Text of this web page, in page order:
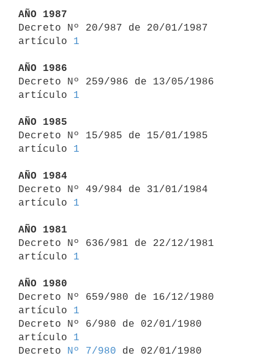
AÑO 1987
Decreto Nº 20/987 de 20/01/1987
artículo 1
AÑO 1986
Decreto Nº 259/986 de 13/05/1986
artículo 1
AÑO 1985
Decreto Nº 15/985 de 15/01/1985
artículo 1
AÑO 1984
Decreto Nº 49/984 de 31/01/1984
artículo 1
AÑO 1981
Decreto Nº 636/981 de 22/12/1981
artículo 1
AÑO 1980
Decreto Nº 659/980 de 16/12/1980
artículo 1
Decreto Nº 6/980 de 02/01/1980
artículo 1
Decreto
Nº 7/980 de 02/01/1980